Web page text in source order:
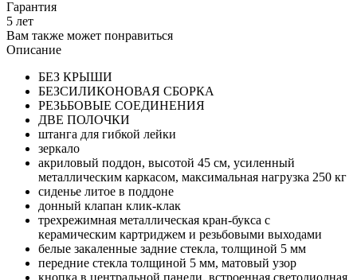
Гарантия
5 лет
Вам также может понравиться
Описание
БЕЗ КРЫШИ
БЕЗСИЛИКОНОВАЯ СБОРКА
РЕЗЬБОВЫЕ СОЕДИНЕНИЯ
ДВЕ ПОЛОЧКИ
штанга для гибкой лейки
зеркало
акриловый поддон, высотой 45 см, усиленный
металлическим каркасом, максимальная нагрузка 250 кг
сиденье литое в поддоне
донный клапан клик-клак
трехрежимная металлическая кран-букса с
керамическим картриджем и резьбовыми выходами
белые закаленные задние стекла, толщиной 5 мм
передние стекла толщиной 5 мм, матовый узор
кнопка в центральной панели, встроенная светодиодная